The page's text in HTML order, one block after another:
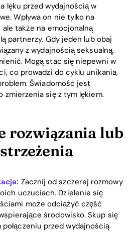
lęku przed wydajnością w
Wpływa on nie tylko na
także na emocjonalną
partnerzy. Gdy jeden lub obaj
z wydajnością seksualną,
Mogą stać się niepewni w
co prowadzi do cyklu unikania,
Świadomość jest
zmierzenia się z tym lękiem.
rozwiązania lub
Zacznij od szczerej rozmowy
uczuciach. Dzielenie się
może odciążyć część
środowisko. Skup się
przed wydajnością